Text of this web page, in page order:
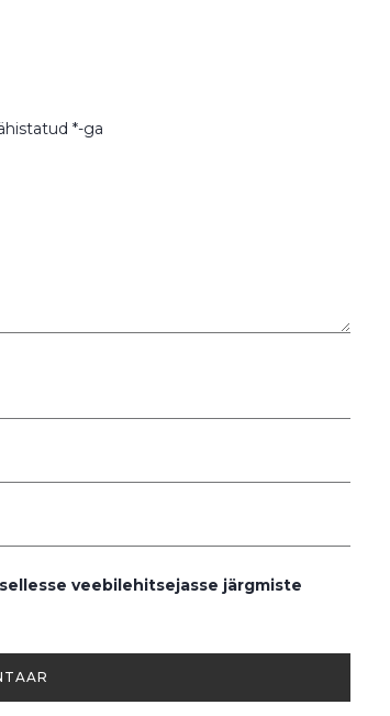
*-ga
veebilehitsejasse järgmiste